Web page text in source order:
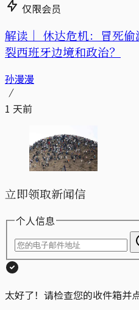
仅限会员
解读｜ 休达危机：冒死
裂西班牙边境和政治？
孙漫漫
1 天前
立即领取新闻信
个人信息
太好了！请检查您的收件箱并